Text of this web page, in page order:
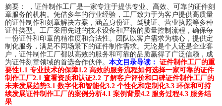
摘要： ，证件制作工厂是一家专注于提供专业、高效、可靠的证件刻
章服务的机构。凭借多年的行业经验，工厂致力于为客户提供高质量
的证件制作和刻章解决方案，涵盖身份证、驾驶证、营业执照等多种
证件类型。工厂采用先进的技术设备和严格的质量控制流程，确保每
一份证件和印章的精准度和合法性。团队以客户需求为核心，提供定
制化服务，满足不同场景下的证件制作需求。无论是个人还是企业客
户，证件制作工厂都以高效的服务和可靠的品质赢得了广泛信赖，成
为证件刻章领域的首选合作伙伴。 本文目录导读： 证件制作工厂的重
要性1.1 专业技术的保障1.2 高效的服务流程如何选择一家可靠的证件
制作工厂2.1 查看资质和认证2.2 了解客户评价和口碑证件制作工厂的
未来发展趋势3.1 数字化和智能化3.2 个性化和定制化3.3 环保和可持
续发展证件制作工厂的案例分析4.1 案例背景4.2 服务过程4.3 服务结
果